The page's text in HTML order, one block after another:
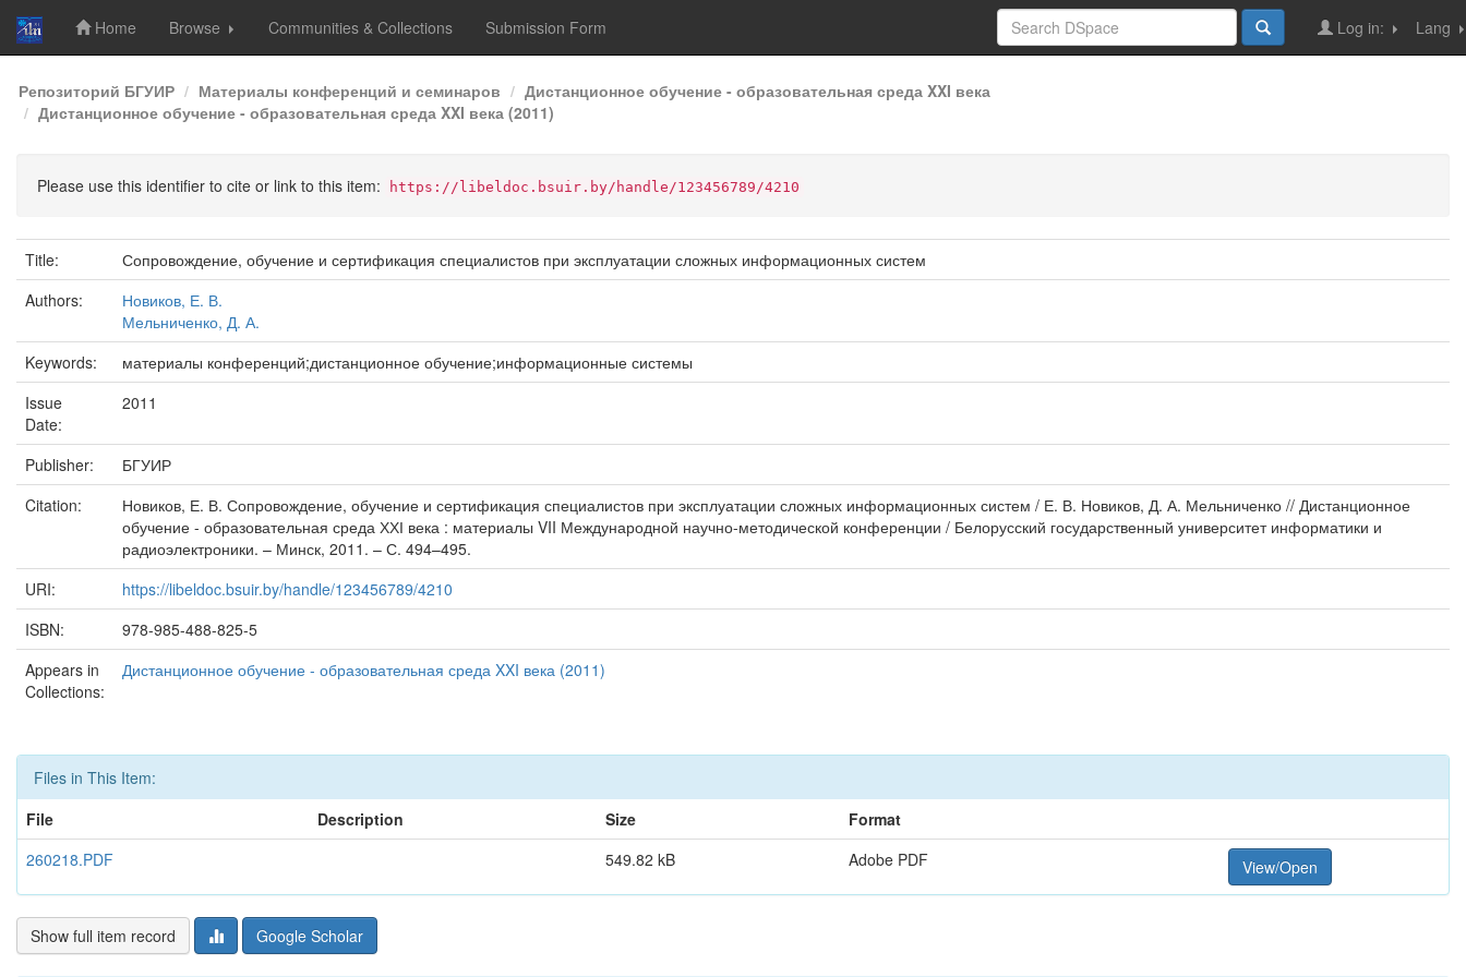
Skip
navigation
Home Browse Communities & Collections Submission Form Lang
Log in:
Репозиторий БГУИР Материалы конференций и семинаров
Дистанционное обучение - образовательная среда XXI века
Дистанционное обучение - образовательная среда XXI века (2011)
Please use this identifier to cite or link to this item: https://libeldoc.bsuir.by/handle/123456789/4210
Title:
Сопровождение, обучение и сертификация специалистов при эксплуатации сложных информационных систем
Authors:
Новиков, Е. В.
Мельниченко, Д. А.
Keywords:
материалы конференций;дистанционное обучение;информационные системы
Issue
Date:
2011
Publisher:
БГУИР
Citation:
Новиков, Е. В. Сопровождение, обучение и сертификация специалистов при эксплуатации сложных информационных систем / Е. В. Новиков, Д. А. Мельниченко // Дистанционное
обучение - образовательная среда ХХІ века : материалы VII Международной научно-методической конференции / Белорусский государственный университет информатики и
радиоэлектроники. – Минск, 2011. – С. 494–495.
URI:
https://libeldoc.bsuir.by/handle/123456789/4210
ISBN:
978-985-488-825-5
Appears in
Collections:
Дистанционное обучение - образовательная среда XXI века (2011)
Files in This Item:
File
Description Size
Format
260218.PDF
549.82 kB Adobe PDF View/Open
Show full item record Google Scholar